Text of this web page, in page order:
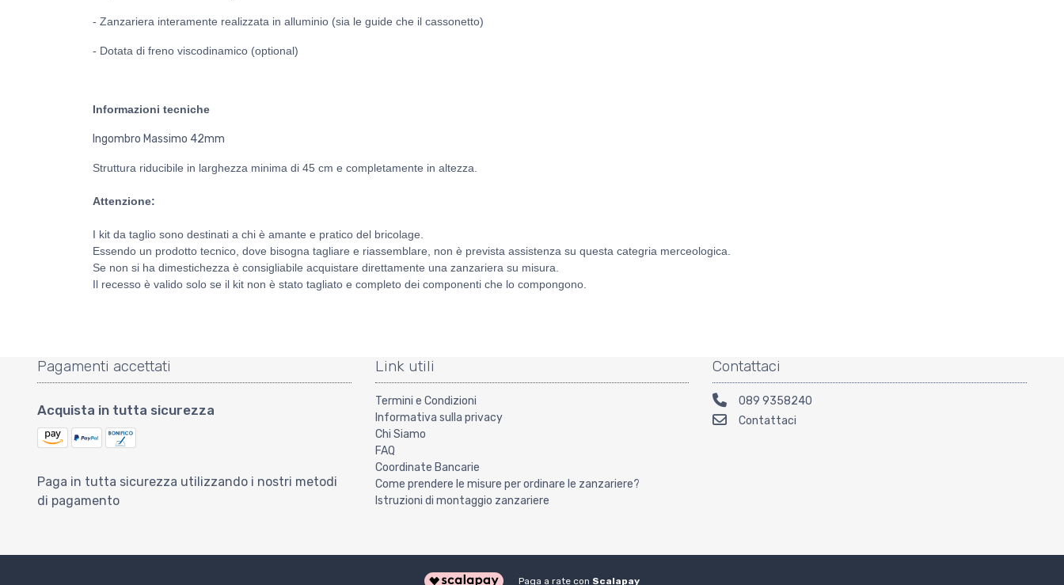
- Zanzariera interamente realizzata in alluminio (sia le guide che il cassonetto)
- Dotata di freno viscodinamico (optional)
Informazioni tecniche
Ingombro Massimo 42mm
Struttura riducibile in larghezza minima di 45 cm e completamente in altezza.
Attenzione:
I kit da taglio sono destinati a chi è amante e pratico del bricolage.
Essendo un prodotto tecnico, dove bisogna tagliare e riassemblare, non è prevista assistenza su questa categria merceologica.
Se non si ha dimestichezza è consigliabile acquistare direttamente una zanzariera su misura.
Il recesso è valido solo se il kit non è stato tagliato e completo dei componenti che lo compongono.
Pagamenti accettati
Acquista in tutta sicurezza
Paga in tutta sicurezza utilizzando i nostri metodi
di pagamento
Link utili
Termini e Condizioni
Informativa sulla privacy
Chi Siamo
FAQ
Coordinate Bancarie
Come prendere le misure per ordinare le zanzariere?
Istruzioni di montaggio zanzariere
Contattaci
089 9358240
Contattaci
Paga a rate con Scalapay